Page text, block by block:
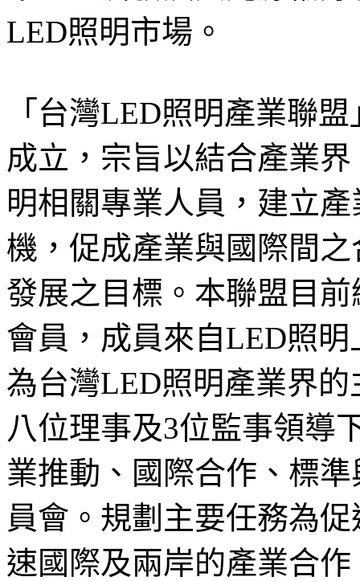
LED照明市場。
「台灣LED照明產業聯
成立，宗旨以結合產業
明相關專業人員，建立
機，促成產業與國際間
發展之目標。本聯盟目
會員，成員來自LED照
為台灣LED照明產業界
八位理事及3位監事領導
業推動、國際合作、標
員會。規劃主要任務為
速國際及兩岸的產業合